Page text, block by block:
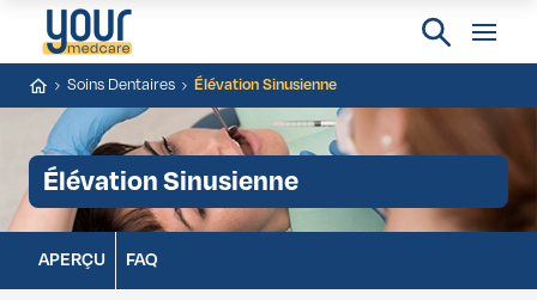
Soins Dentaires Élévation Sinusienne
Élévation Sinusienne
APERÇU FAQ